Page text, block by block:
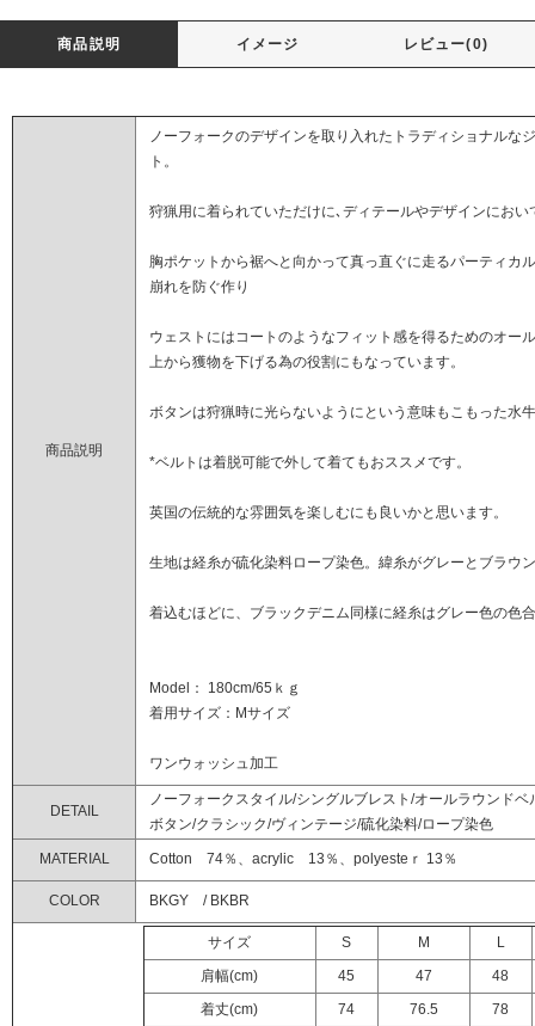
商品説明 イメージ レビュー(0)
商品説明
ノーフォークのデザインを取り入れたトラディショナルな
ト。
狩猟用に着られていただけに､ディテールやデザインにお
胸ポケットから裾へと向かって真っ直ぐに走るパーティカ
崩れを防ぐ作り
ウェストにはコートのようなフィット感を得るためのオー
上から獲物を下げる為の役割にもなっています。
ボタンは狩猟時に光らないようにという意味もこもった水
*ベルトは着脱可能で外して着てもおススメです。
英国の伝統的な雰囲気を楽しむにも良いかと思います。
生地は経糸が硫化染料ロープ染色。緯糸がグレーとブラウ
着込むほどに、ブラックデニム同様に経糸はグレー色の色
Model： 180cm/65ｋｇ
着用サイズ：Mサイズ
ワンウォッシュ加工
DETAIL
ノーフォークスタイル/シングルブレスト/オールラウンド
ボタン/クラシック/ヴィンテージ/硫化染料/ロープ染色
MATERIAL Cotton 74％、acrylic 13％、polyesteｒ 13％
COLOR BKGY / BKBR
サイズ S M
L
肩幅(cm)
45 47
48
着丈(cm)
74 76.5
78